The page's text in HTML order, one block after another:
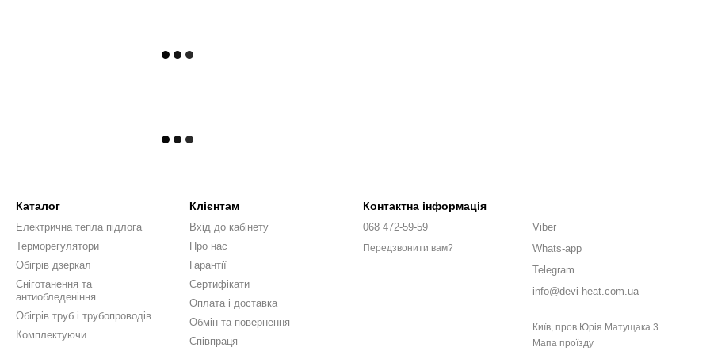
Каталог
Електрична тепла підлога
Терморегулятори
Обігрів дзеркал
Сніготанення та
антиобледеніння
Обігрів труб і трубопроводів
Комплектуючи
Клієнтам
Вхід до кабінету
Про нас
Гарантії
Сертифікати
Оплата і доставка
Обмін та повернення
Співпраця
Контактна інформація
068 472-59-59
Передзвонити вам?
Viber
Whats-app
Telegram
info@devi-heat.com.ua
Київ, пров.Юрія Матущака 3
Мапа проїзду